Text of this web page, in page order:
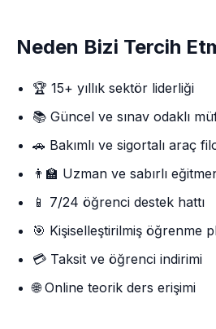
Neden Bizi Tercih
🏆 15+ yıllık sektör liderliği
📚 Güncel ve sınav odaklı
🚗 Bakımlı ve sigortalı araç
👨‍🏫 Uzman ve sabırlı
📱 7/24 öğrenci destek hattı
🎯 Kişiselleştirilmiş öğrenme
💳 Taksit ve öğrenci indirimi
🌐 Online teorik ders erişimi